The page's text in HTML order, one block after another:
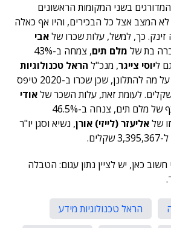
בשני המקומות הראשונים
המצב אצל כל הבכירים, והיו אף כאלה
כך, למשל, עלות שכרו שלאבי
בת של מלם תים
, צמחה ב-43%
יוסי צייגר, מנכ"ל הראל טכנולוגיות
מקבוצת וואן, אין על מה להתלונן, שכן שכרו ב-2020 טיפס
אודי
, מנכ"ל משותף של מלם תים, צנחה ב-46.5%
אליעזר (לייזי) אורן, נשיא וסגן יו"ר
כאן, יש לציין נתון עגום: הטבלה
הראל טכנולוגיות מידע